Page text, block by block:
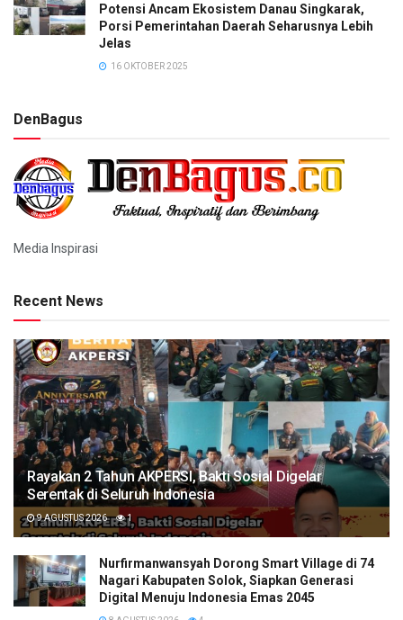
Potensi Ancam Ekosistem Danau Singkarak,
Porsi Pemerintahan Daerah Seharusnya Lebih
Jelas
16 OKTOBER 2025
DenBagus
Media Inspirasi
Recent News
Rayakan 2 Tahun AKPERSI, Bakti Sosial Digelar
Serentak di Seluruh Indonesia
9 AGUSTUS 2026 1
Nurfirmanwansyah Dorong Smart Village di 74
Nagari Kabupaten Solok, Siapkan Generasi
Digital Menuju Indonesia Emas 2045